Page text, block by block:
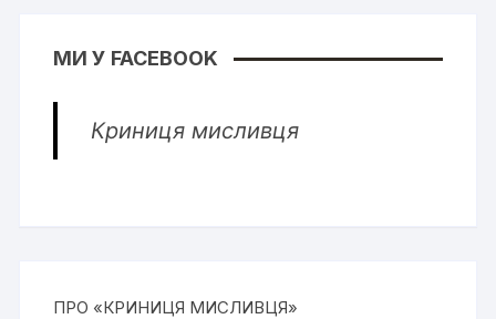
МИ У FACEBOOK
Криниця мисливця
ПРО «КРИНИЦЯ МИСЛИВЦЯ»